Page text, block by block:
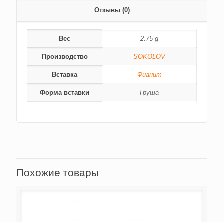
Отзывы (0)
Вес 2.75 g
Производство SOKOLOV
Вставка Фианит
Форма вставки Груша
Похожие товары